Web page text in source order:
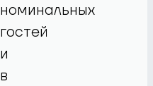
номинальных
гостей
и
в